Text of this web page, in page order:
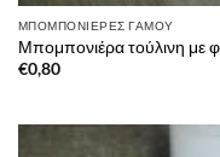
ΜΠΟΜΠΟΝΙΈΡΕΣ ΓΆΜΟΥ
Μπομπονιέρα τούλινη με
€0,80